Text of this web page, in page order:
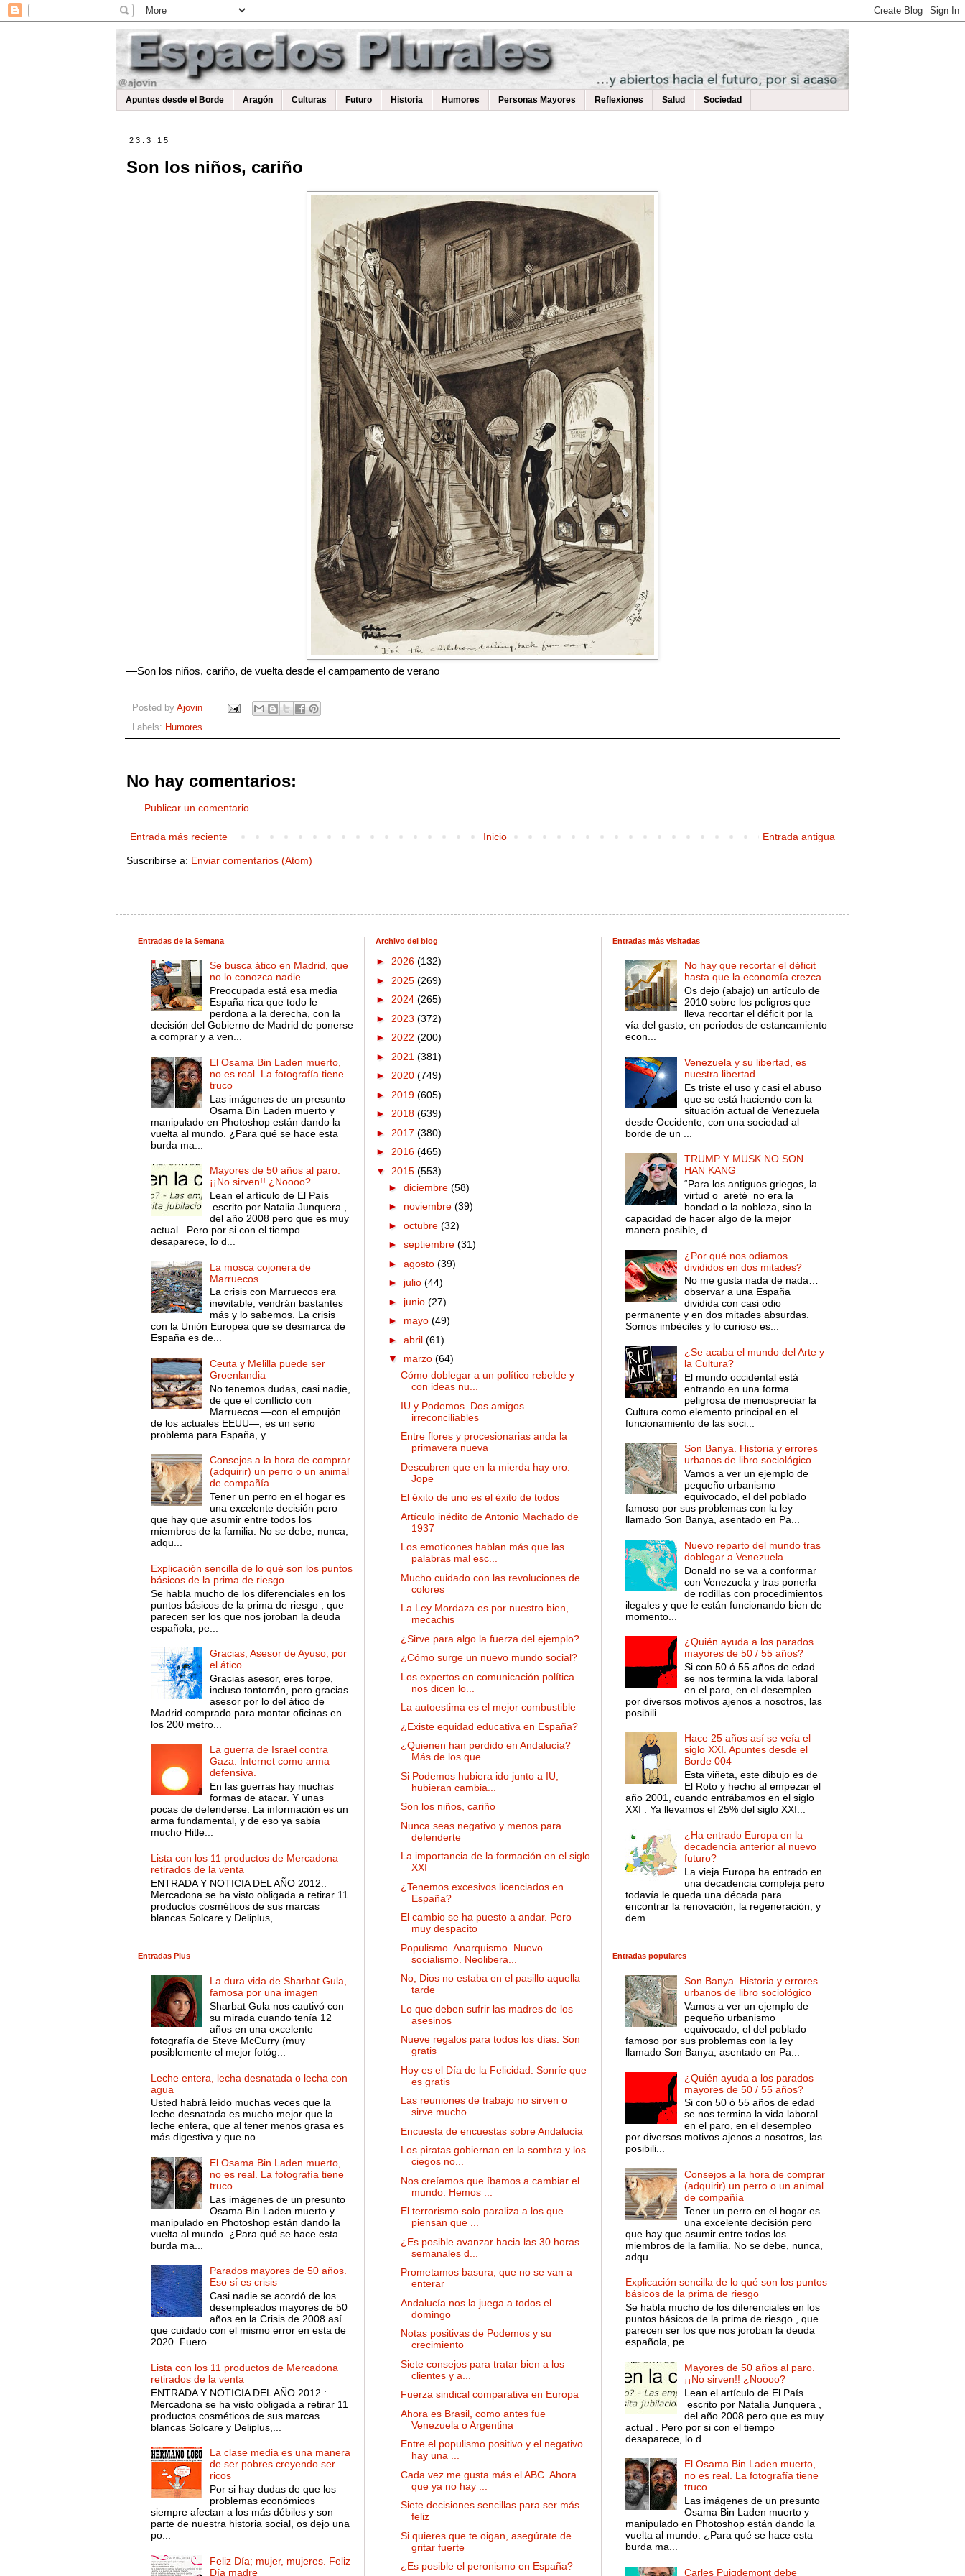
Apuntes desde el Borde Aragón Culturas Futuro Historia Humores Personas Mayores Reflexiones Salud Sociedad
23.3.15
Son los niños, cariño
—Son los niños, cariño, de vuelta desde el campamento de verano
Posted by Ajovin
Labels: Humores
No hay comentarios:
Publicar un comentario
Entrada más reciente Entrada antigua
Inicio
Suscribirse a: Enviar comentarios (Atom)
Entradas de la Semana
Se busca ático en Madrid, que
no lo conozca nadie
Preocupada está esa media
España rica que todo le
perdona a la derecha, con la
decisión del Gobierno de Madrid de ponerse
a comprar y a ven...
El Osama Bin Laden muerto,
no es real. La fotografía tiene
truco
Las imágenes de un presunto
Osama Bin Laden muerto y
manipulado en Photoshop están dando la
vuelta al mundo. ¿Para qué se hace esta
burda ma...
Mayores de 50 años al paro.
¡¡No sirven!! ¿Noooo?
Lean el artículo de El País
escrito por Natalia Junquera ,
del año 2008 pero que es muy
actual . Pero por si con el tiempo
desaparece, lo d...
La mosca cojonera de
Marruecos
La crisis con Marruecos era
inevitable, vendrán bastantes
más y lo sabemos. La crisis
con la Unión Europea que se desmarca de
España es de...
Ceuta y Melilla puede ser
Groenlandia
No tenemos dudas, casi nadie,
de que el conflicto con
Marruecos —con el empujón
de los actuales EEUU—, es un serio
problema para España, y ...
Consejos a la hora de comprar
(adquirir) un perro o un animal
de compañía
Tener un perro en el hogar es
una excelente decisión pero
que hay que asumir entre todos los
miembros de la familia. No se debe, nunca,
adqu...
Explicación sencilla de lo qué son los puntos
básicos de la prima de riesgo
Se habla mucho de los diferenciales en los
puntos básicos de la prima de riesgo , que
parecen ser los que nos joroban la deuda
española, pe...
Gracias, Asesor de Ayuso, por
el ático
Gracias asesor, eres torpe,
incluso tontorrón, pero gracias
asesor por lo del ático de
Madrid comprado para montar oficinas en
los 200 metro...
La guerra de Israel contra
Gaza. Internet como arma
defensiva.
En las guerras hay muchas
formas de atacar. Y unas
pocas de defenderse. La información es un
arma fundamental, y de eso ya sabía
mucho Hitle...
Lista con los 11 productos de Mercadona
retirados de la venta
ENTRADA Y NOTICIA DEL AÑO 2012.:
Mercadona se ha visto obligada a retirar 11
productos cosméticos de sus marcas
blancas Solcare y Deliplus,...
Entradas Plus
La dura vida de Sharbat Gula,
famosa por una imagen
Sharbat Gula nos cautivó con
su mirada cuando tenía 12
años en una excelente
fotografía de Steve McCurry (muy
posiblemente el mejor fotóg...
Leche entera, lecha desnatada o lecha con
agua
Usted habrá leído muchas veces que la
leche desnatada es mucho mejor que la
leche entera, que al tener menos grasa es
más digestiva y que no...
El Osama Bin Laden muerto,
no es real. La fotografía tiene
truco
Las imágenes de un presunto
Osama Bin Laden muerto y
manipulado en Photoshop están dando la
vuelta al mundo. ¿Para qué se hace esta
burda ma...
Parados mayores de 50 años.
Eso sí es crisis
Casi nadie se acordó de los
desempleados mayores de 50
años en la Crisis de 2008 así
que cuidado con el mismo error en esta de
2020. Fuero...
Lista con los 11 productos de Mercadona
retirados de la venta
ENTRADA Y NOTICIA DEL AÑO 2012.:
Mercadona se ha visto obligada a retirar 11
productos cosméticos de sus marcas
blancas Solcare y Deliplus,...
La clase media es una manera
de ser pobres creyendo ser
ricos
Por si hay dudas de que los
problemas económicos
siempre afectan a los más débiles y son
parte de nuestra historia social, os dejo una
po...
Feliz Día; mujer, mujeres. Feliz
Día madre
Archivo del blog
► 2026 (132)
► 2025 (269)
► 2024 (265)
► 2023 (372)
► 2022 (200)
► 2021 (381)
► 2020 (749)
► 2019 (605)
► 2018 (639)
► 2017 (380)
► 2016 (465)
▼ 2015 (553)
► diciembre (58)
► noviembre (39)
► octubre (32)
► septiembre (31)
► agosto (39)
► julio (44)
► junio (27)
► mayo (49)
► abril (61)
▼ marzo (64)
Cómo doblegar a un político rebelde y
con ideas nu...
IU y Podemos. Dos amigos
irreconciliables
Entre flores y procesionarias anda la
primavera nueva
Descubren que en la mierda hay oro.
Jope
El éxito de uno es el éxito de todos
Artículo inédito de Antonio Machado de
1937
Los emoticones hablan más que las
palabras mal esc...
Mucho cuidado con las revoluciones de
colores
La Ley Mordaza es por nuestro bien,
mecachis
¿Sirve para algo la fuerza del ejemplo?
¿Cómo surge un nuevo mundo social?
Los expertos en comunicación política
nos dicen lo...
La autoestima es el mejor combustible
¿Existe equidad educativa en España?
¿Quienen han perdido en Andalucía?
Más de los que ...
Si Podemos hubiera ido junto a IU,
hubieran cambia...
Son los niños, cariño
Nunca seas negativo y menos para
defenderte
La importancia de la formación en el siglo
XXI
¿Tenemos excesivos licenciados en
España?
El cambio se ha puesto a andar. Pero
muy despacito
Populismo. Anarquismo. Nuevo
socialismo. Neolibera...
No, Dios no estaba en el pasillo aquella
tarde
Lo que deben sufrir las madres de los
asesinos
Nueve regalos para todos los días. Son
gratis
Hoy es el Día de la Felicidad. Sonríe que
es gratis
Las reuniones de trabajo no sirven o
sirve mucho. ...
Encuesta de encuestas sobre Andalucía
Los piratas gobiernan en la sombra y los
ciegos no...
Nos creíamos que íbamos a cambiar el
mundo. Hemos ...
El terrorismo solo paraliza a los que
piensan que ...
¿Es posible avanzar hacia las 30 horas
semanales d...
Prometamos basura, que no se van a
enterar
Andalucía nos la juega a todos el
domingo
Notas positivas de Podemos y su
crecimiento
Siete consejos para tratar bien a los
clientes y a...
Fuerza sindical comparativa en Europa
Ahora es Brasil, como antes fue
Venezuela o Argentina
Entre el populismo positivo y el negativo
hay una ...
Cada vez me gusta más el ABC. Ahora
que ya no hay ...
Siete decisiones sencillas para ser más
feliz
Si quieres que te oigan, asegúrate de
gritar fuerte
¿Es posible el peronismo en España?
Entradas más visitadas
No hay que recortar el déficit
hasta que la economía crezca
Os dejo (abajo) un artículo de
2010 sobre los peligros que
lleva recortar el déficit por la
vía del gasto, en periodos de estancamiento
econ...
Venezuela y su libertad, es
nuestra libertad
Es triste el uso y casi el abuso
que se está haciendo con la
situación actual de Venezuela
desde Occidente, con una sociedad al
borde de un ...
TRUMP Y MUSK NO SON
HAN KANG
“Para los antiguos griegos, la
virtud o areté no era la
bondad o la nobleza, sino la
capacidad de hacer algo de la mejor
manera posible, d...
¿Por qué nos odiamos
divididos en dos mitades?
No me gusta nada de nada…
observar a una España
dividida con casi odio
permanente y en dos mitades absurdas.
Somos imbéciles y lo curioso es...
¿Se acaba el mundo del Arte y
la Cultura?
El mundo occidental está
entrando en una forma
peligrosa de menospreciar la
Cultura como elemento principal en el
funcionamiento de las soci...
Son Banya. Historia y errores
urbanos de libro sociológico
Vamos a ver un ejemplo de
pequeño urbanismo
equivocado, el del poblado
famoso por sus problemas con la ley
llamado Son Banya, asentado en Pa...
Nuevo reparto del mundo tras
doblegar a Venezuela
Donald no se va a conformar
con Venezuela y tras ponerla
de rodillas con procedimientos
ilegales y que le están funcionando bien de
momento...
¿Quién ayuda a los parados
mayores de 50 / 55 años?
Si con 50 ó 55 años de edad
se nos termina la vida laboral
en el paro, en el desempleo
por diversos motivos ajenos a nosotros, las
posibili...
Hace 25 años así se veía el
siglo XXI. Apuntes desde el
Borde 004
Esta viñeta, este dibujo es de
El Roto y hecho al empezar el
año 2001, cuando entrábamos en el siglo
XXI . Ya llevamos el 25% del siglo XXI...
¿Ha entrado Europa en la
decadencia anterior al nuevo
futuro?
La vieja Europa ha entrado en
una decadencia compleja pero
todavía le queda una década para
encontrar la renovación, la regeneración, y
dem...
Entradas populares
Son Banya. Historia y errores
urbanos de libro sociológico
Vamos a ver un ejemplo de
pequeño urbanismo
equivocado, el del poblado
famoso por sus problemas con la ley
llamado Son Banya, asentado en Pa...
¿Quién ayuda a los parados
mayores de 50 / 55 años?
Si con 50 ó 55 años de edad
se nos termina la vida laboral
en el paro, en el desempleo
por diversos motivos ajenos a nosotros, las
posibili...
Consejos a la hora de comprar
(adquirir) un perro o un animal
de compañía
Tener un perro en el hogar es
una excelente decisión pero
que hay que asumir entre todos los
miembros de la familia. No se debe, nunca,
adqu...
Explicación sencilla de lo qué son los puntos
básicos de la prima de riesgo
Se habla mucho de los diferenciales en los
puntos básicos de la prima de riesgo , que
parecen ser los que nos joroban la deuda
española, pe...
Mayores de 50 años al paro.
¡¡No sirven!! ¿Noooo?
Lean el artículo de El País
escrito por Natalia Junquera ,
del año 2008 pero que es muy
actual . Pero por si con el tiempo
desaparece, lo d...
El Osama Bin Laden muerto,
no es real. La fotografía tiene
truco
Las imágenes de un presunto
Osama Bin Laden muerto y
manipulado en Photoshop están dando la
vuelta al mundo. ¿Para qué se hace esta
burda ma...
Carles Puigdemont debe